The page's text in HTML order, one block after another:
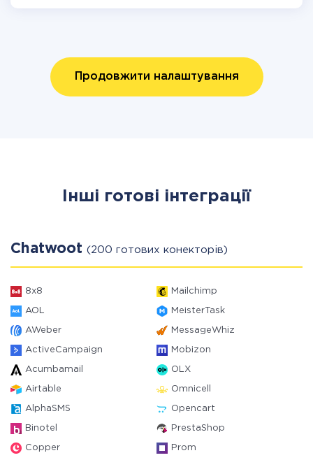
Продовжити налаштування
Інші готові інтеграції
Chatwoot (200 готових конекторів)
8x8 Mailchimp
AOL MeisterTask
AWeber MessageWhiz
ActiveCampaign Mobizon
Acumbamail OLX
Airtable Omnicell
AlphaSMS Opencart
Binotel PrestaShop
Copper Prom